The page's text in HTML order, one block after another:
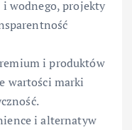
i wodnego, projekty
i produktów
wartości marki
i alternatyw